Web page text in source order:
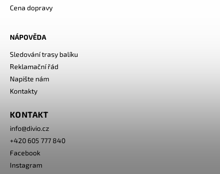
Cena dopravy
NÁPOVĚDA
Sledování trasy balíku
Reklamační řád
Napište nám
Kontakty
KONTAKT
info@divio.cz
+420 605 777 840
Facebook
Instagram